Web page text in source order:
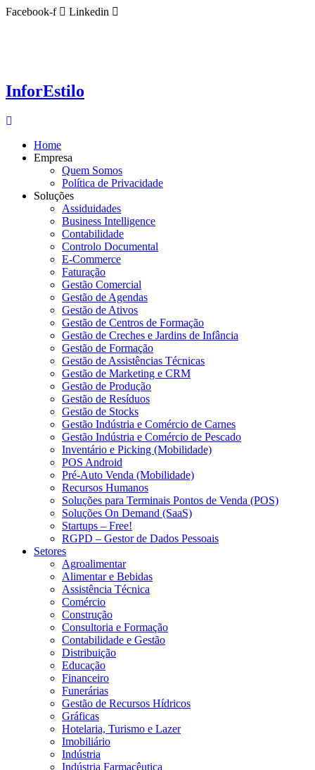
Ir
Facebook-f Linkedin
InforEstilo
Home
Empresa
Quem Somos
Política de Privacidade
Soluções
Assiduidades
Business Intelligence
Contabilidade
Controlo Documental
E-Commerce
Faturação
Gestão Comercial
Gestão de Agendas
Gestão de Ativos
Gestão de Centros de Formação
Gestão de Creches e Jardins de Infância
Gestão de Formação
Gestão de Assistências Técnicas
Gestão de Marketing e CRM
Gestão de Produção
Gestão de Resíduos
Gestão de Stocks
Gestão Indústria e Comércio de Carnes
Gestão Indústria e Comércio de Pescado
Inventário e Picking (Mobilidade)
POS Android
Pré-Auto Venda (Mobilidade)
Recursos Humanos
Soluções para Terminais Pontos de Venda (POS)
Soluções On Demand (SaaS)
Startups – Free!
RGPD – Gestor de Dados Pessoais
Setores
Agroalimentar
Alimentar e Bebidas
Assistência Técnica
Comércio
Construção
Consultoria e Formação
Contabilidade e Gestão
Distribuição
Educação
Financeiro
Funerárias
Gestão de Recursos Hídricos
Gráficas
Hotelaria, Turismo e Lazer
Imobiliário
Indústria
Indústria Farmacêutica